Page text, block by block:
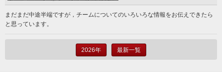
まだまだ中途半端ですが，チームについてのいろいろな情報をお伝えできたら
と思っています。
2026年 最新一覧